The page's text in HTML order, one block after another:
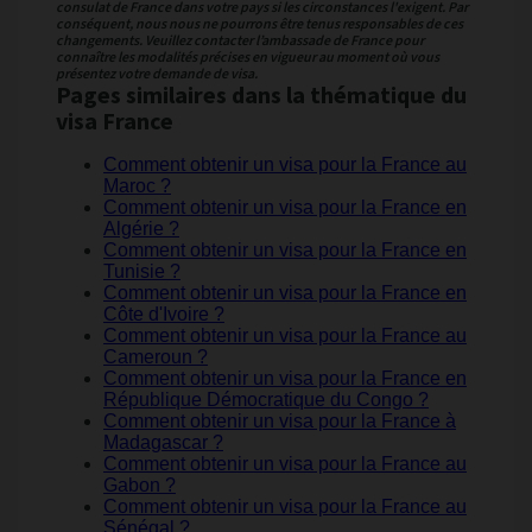
consulat de France dans votre pays si les circonstances l'exigent. Par
conséquent, nous nous ne pourrons être tenus responsables de ces
changements. Veuillez contacter l’ambassade de France pour
connaître les modalités précises en vigueur au moment où vous
présentez votre demande de visa.
Pages similaires dans la thématique du
visa France
Comment obtenir un visa pour la France au
Maroc ?
Comment obtenir un visa pour la France en
Algérie ?
Comment obtenir un visa pour la France en
Tunisie ?
Comment obtenir un visa pour la France en
Côte d'Ivoire ?
Comment obtenir un visa pour la France au
Cameroun ?
Comment obtenir un visa pour la France en
République Démocratique du Congo ?
Comment obtenir un visa pour la France à
Madagascar ?
Comment obtenir un visa pour la France au
Gabon ?
Comment obtenir un visa pour la France au
Sénégal ?